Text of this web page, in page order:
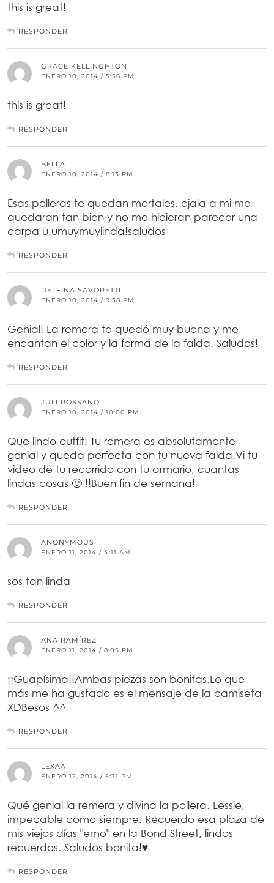
this is great!
RESPONDER
GRACE KELLINGHTON
ENERO 10, 2014 / 5:56 PM
this is great!
RESPONDER
BELLA
ENERO 10, 2014 / 8:13 PM
Esas polleras te quedan mortales, ojala a mi me
quedaran tan bien y no me hicieran parecer una
carpa u.umuymuylinda!saludos
RESPONDER
DELFINA SAVORETTI
ENERO 10, 2014 / 9:38 PM
Genial! La remera te quedó muy buena y me
encantan el color y la forma de la falda. Saludos!
RESPONDER
JULI ROSSANO
ENERO 10, 2014 / 10:00 PM
Que lindo outfit! Tu remera es absolutamente
genial y queda perfecta con tu nueva falda.Vi tu
video de tu recorrido con tu armario, cuantas
lindas cosas 🙂 !!Buen fin de semana!
RESPONDER
ANONYMOUS
ENERO 11, 2014 / 4:11 AM
sos tan linda
RESPONDER
ANA RAMÍREZ
ENERO 11, 2014 / 8:05 PM
¡¡Guapísima!!Ambas piezas son bonitas.Lo que
más me ha gustado es el mensaje de la camiseta
XDBesos ^^
RESPONDER
LEXAA
ENERO 12, 2014 / 5:31 PM
Qué genial la remera y divina la pollera. Lessie,
impecable como siempre. Recuerdo esa plaza de
mis viejos días "emo" en la Bond Street, lindos
recuerdos. Saludos bonita!♥
RESPONDER